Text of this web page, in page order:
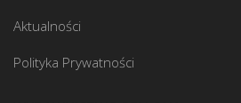
Aktualności
Polityka Prywatności